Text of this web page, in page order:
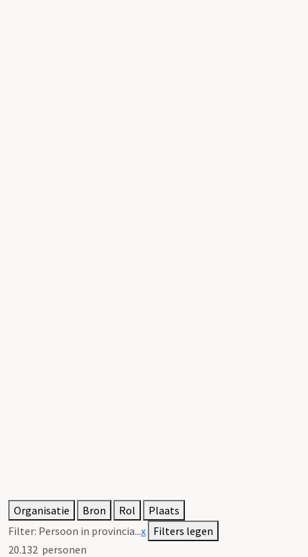
Organisatie Bron Rol
Plaats
Filter: Persoon in provincia...x Filters legen
20.132 personen